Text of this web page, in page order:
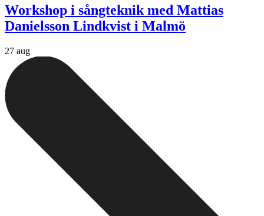
Workshop i sångteknik med Mattias
Danielsson Lindkvist i Malmö
27 aug